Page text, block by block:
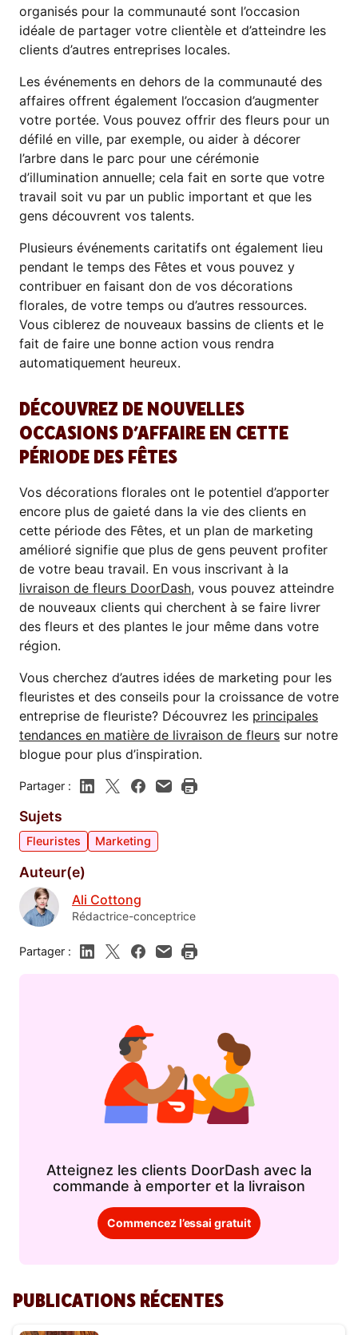
organisés pour la communauté sont l’occasion
idéale de partager votre clientèle et d’atteindre les
clients d’autres entreprises locales.
Les événements en dehors de la communauté des
affaires offrent également l’occasion d’augmenter
votre portée. Vous pouvez offrir des fleurs pour un
défilé en ville, par exemple, ou aider à décorer
l’arbre dans le parc pour une cérémonie
d’illumination annuelle; cela fait en sorte que votre
travail soit vu par un public important et que les
gens découvrent vos talents.
Plusieurs événements caritatifs ont également lieu
pendant le temps des Fêtes et vous pouvez y
contribuer en faisant don de vos décorations
florales, de votre temps ou d’autres ressources.
Vous ciblerez de nouveaux bassins de clients et le
fait de faire une bonne action vous rendra
automatiquement heureux.
DÉCOUVREZ DE NOUVELLES
OCCASIONS D’AFFAIRE EN CETTE
PÉRIODE DES FÊTES
Vos décorations florales ont le potentiel d’apporter
encore plus de gaieté dans la vie des clients en
cette période des Fêtes, et un plan de marketing
amélioré signifie que plus de gens peuvent profiter
de votre beau travail. En vous inscrivant à la
livraison de fleurs DoorDash, vous pouvez atteindre
de nouveaux clients qui cherchent à se faire livrer
des fleurs et des plantes le jour même dans votre
région.
Vous cherchez d’autres idées de marketing pour les
fleuristes et des conseils pour la croissance de votre
entreprise de fleuriste? Découvrez les principales
tendances en matière de livraison de fleurs sur notre
blogue pour plus d’inspiration.
Partager :
Sujets
Fleuristes Marketing
Auteur(e)
Ali Cottong
Rédactrice-conceptrice
Partager :
Atteignez les clients DoorDash avec la
commande à emporter et la livraison
Commencez l’essai gratuit
PUBLICATIONS RÉCENTES